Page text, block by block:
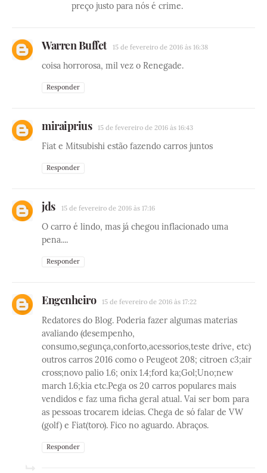
preço justo para nós é crime.
Warren Buffet 15 de fevereiro de 2016 às 16:38
coisa horrorosa, mil vez o Renegade.
Responder
miraiprius 15 de fevereiro de 2016 às 16:43
Fiat e Mitsubishi estão fazendo carros juntos
Responder
jds 15 de fevereiro de 2016 às 17:16
O carro é lindo, mas já chegou inflacionado uma
pena....
Responder
Engenheiro 15 de fevereiro de 2016 às 17:22
Redatores do Blog. Poderia fazer algumas materias
avaliando (desempenho,
consumo,segunça,conforto,acessorios,teste drive, etc)
outros carros 2016 como o Peugeot 208; citroen c3;air
cross;novo palio 1.6; onix 1.4;ford ka;Gol;Uno;new
march 1.6;kia etc.Pega os 20 carros populares mais
vendidos e faz uma ficha geral atual. Vai ser bom para
as pessoas trocarem ideias. Chega de só falar de VW
(golf) e Fiat(toro). Fico no aguardo. Abraços.
Responder